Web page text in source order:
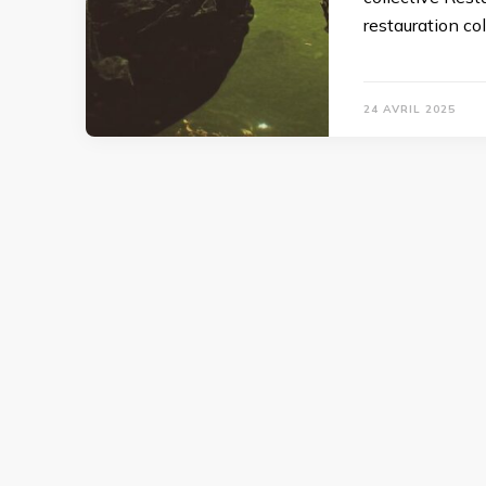
restauration
24 AVRIL 2025